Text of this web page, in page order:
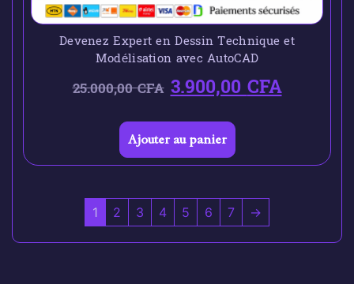
Devenez Expert en Dessin Technique et
Modélisation avec AutoCAD
25.000,00CFA 3.900,00CFA
Ajouter au panier
1 2 3 4 5 6 7 →